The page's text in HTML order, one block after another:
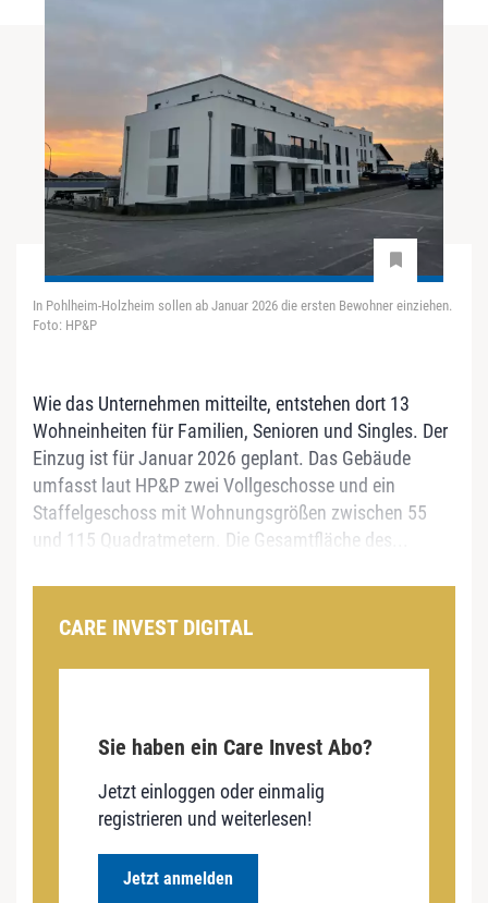
In Pohlheim-Holzheim sollen ab Januar 2026 die ersten Bewohner einziehen.
Foto: HP&P
Wie das Unternehmen mitteilte, entstehen dort 13
Wohneinheiten für Familien, Senioren und Singles. Der
Einzug ist für Januar 2026 geplant. Das Gebäude
umfasst laut HP&P zwei Vollgeschosse und ein
Staffelgeschoss mit Wohnungsgrößen zwischen 55
und 115 Quadratmetern. Die Gesamtfläche des...
CARE INVEST DIGITAL
Sie haben ein Care Invest Abo?
Jetzt einloggen oder einmalig
registrieren und weiterlesen!
Jetzt anmelden